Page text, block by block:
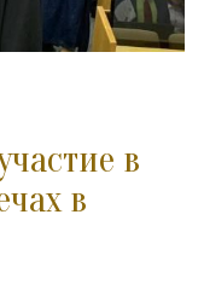
в
в